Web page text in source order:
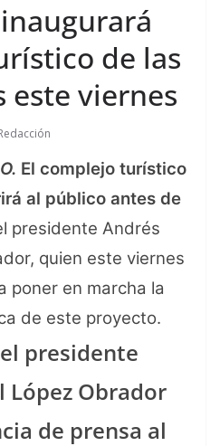
de las
este viernes
El complejo turístico
al público antes de
presidente Andrés
quien este viernes
poner en marcha la
de este proyecto.
presidente
López Obrador
de prensa al